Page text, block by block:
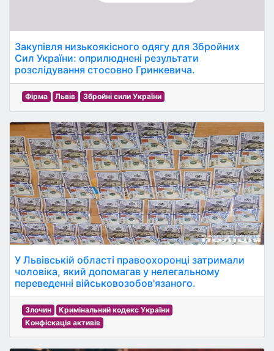
Закупівля низькоякісного одягу для Збройних
Сил України: оприлюднені результати
розслідування стосовно Гринкевича.
Фірма Львів Збройні сили України
У Львівській області правоохоронці затримали
чоловіка, який допомагав у нелегальному
переведенні військовозобов'язаного.
Злочин
Кримінальний кодекс України
Конфіскація активів